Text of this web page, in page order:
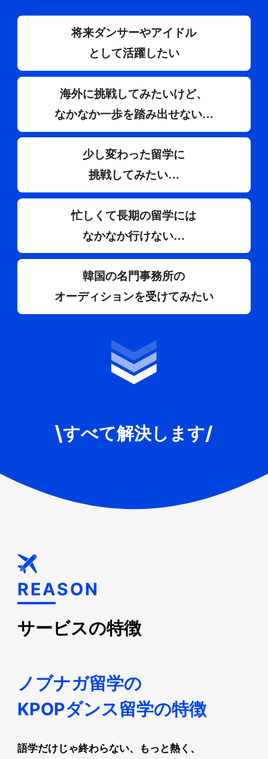
将来ダンサーやアイドル
として活躍したい
海外に挑戦してみたいけど、
なかなか一歩を踏み出せない…
少し変わった留学に
挑戦してみたい…
忙しくて長期の留学には
なかなか行けない…
韓国の名門事務所の
オーディションを受けてみたい
すべて解決します
REASON
サービスの特徴
ノブナガ留学の
KPOPダンス留学の特徴
語学だけじゃ終わらない、もっと熱く、